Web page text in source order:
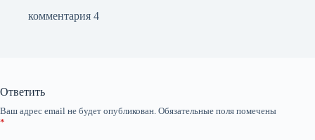
комментария 4
Ответить
Ваш адрес email не будет опубликован. Обязательные поля помечены
*